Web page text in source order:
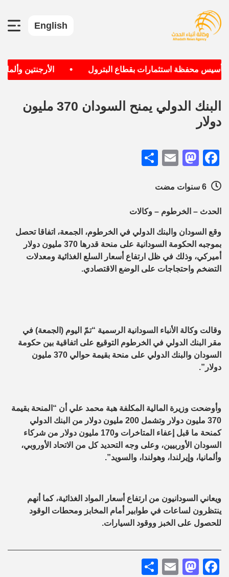
English
تأسيس محفظة استثمارات بقطاع البترول الأرجنتين
البنك الدولي يمنح السودان 370 مليون
دولار
Facebook
Mastodon
Email
الحدث – الخرطوم – وكالات
وقع السودان والبنك الدولي في الخرطوم، الجمعة، اتفاقا تحصل
بموجبه الحكومة السودانية على منحة قدرها 370 مليون دولار
أميركي، وذلك في ظل ارتفاع أسعار السلع الغذائية ومعدلات
التضخم واحتجاجات على الوضع الاقتصادي.
وقالت وكالة الأنباء السودانية الرسمية “تمّ اليوم (الجمعة) في
مقر البنك الدولي في الخرطوم التوقيع على اتفاقية بين حكومة
السودان والبنك الدولي على منحة بقيمة حوالي 370 مليون
دولار”.
وأوضحت وزيرة المالية المكلفة هبة محمد علي أن “المنحة بقيمة
370 مليون دولار وتشمل 200 مليون دولار من البنك الدولي
كمنحة ما قبل إعفاء المتاخرات و170 مليون دولار من شركاء
السودان الأوربيين، وعلى وجه التحديد كل من الاتحاد الأوروبي،
وألمانيا، وإيرلندا، وهولندا، والسويد”.
ويعاني السودانيون من ارتفاع أسعار المواد الغذائية، كما أنهم
ينتظرون لساعات في طوابير أمام المخابز ومحطات الوقود
للحصول على الخبز ووقود السيارات.
Facebook
Mastodon
Email